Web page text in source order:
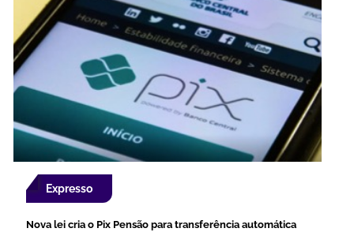
Expresso
Nova lei cria o Pix Pensão para transferência automática